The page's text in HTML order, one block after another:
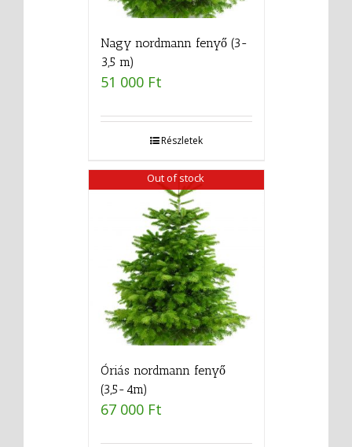
Nagy nordmann fenyő (3-
3,5 m)
51 000 Ft
Részletek
Out of stock
Óriás nordmann fenyő
(3,5-4m)
67 000 Ft